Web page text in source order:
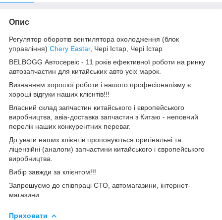
Опис
Регулятор оборотів вентилятора охолодження (блок
управління) Chery Eastar, Чері Істар, Чері Істар
BELBOGG Автосервіс - 11 років ефективної роботи на ринку
автозапчастин для китайських авто усіх марок.
Визнанням хорошої роботи і нашого професіоналізму є
хороші відгуки наших клієнтів!!!
Власний склад запчастин китайського і європейського
виробництва, авіа-доставка запчастин з Китаю - неповний
перелік наших конкурентних переваг.
До уваги наших клієнтів пропонуються оригінальні та
ліцензійні (аналоги) запчастини китайського і європейського
виробництва.
Вибір завжди за клієнтом!!!
Запрошуємо до співпраці СТО, автомагазини, інтернет-
магазини.
Приховати